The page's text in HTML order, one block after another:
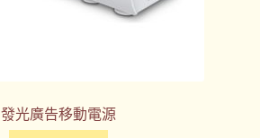
發光廣告移動電源